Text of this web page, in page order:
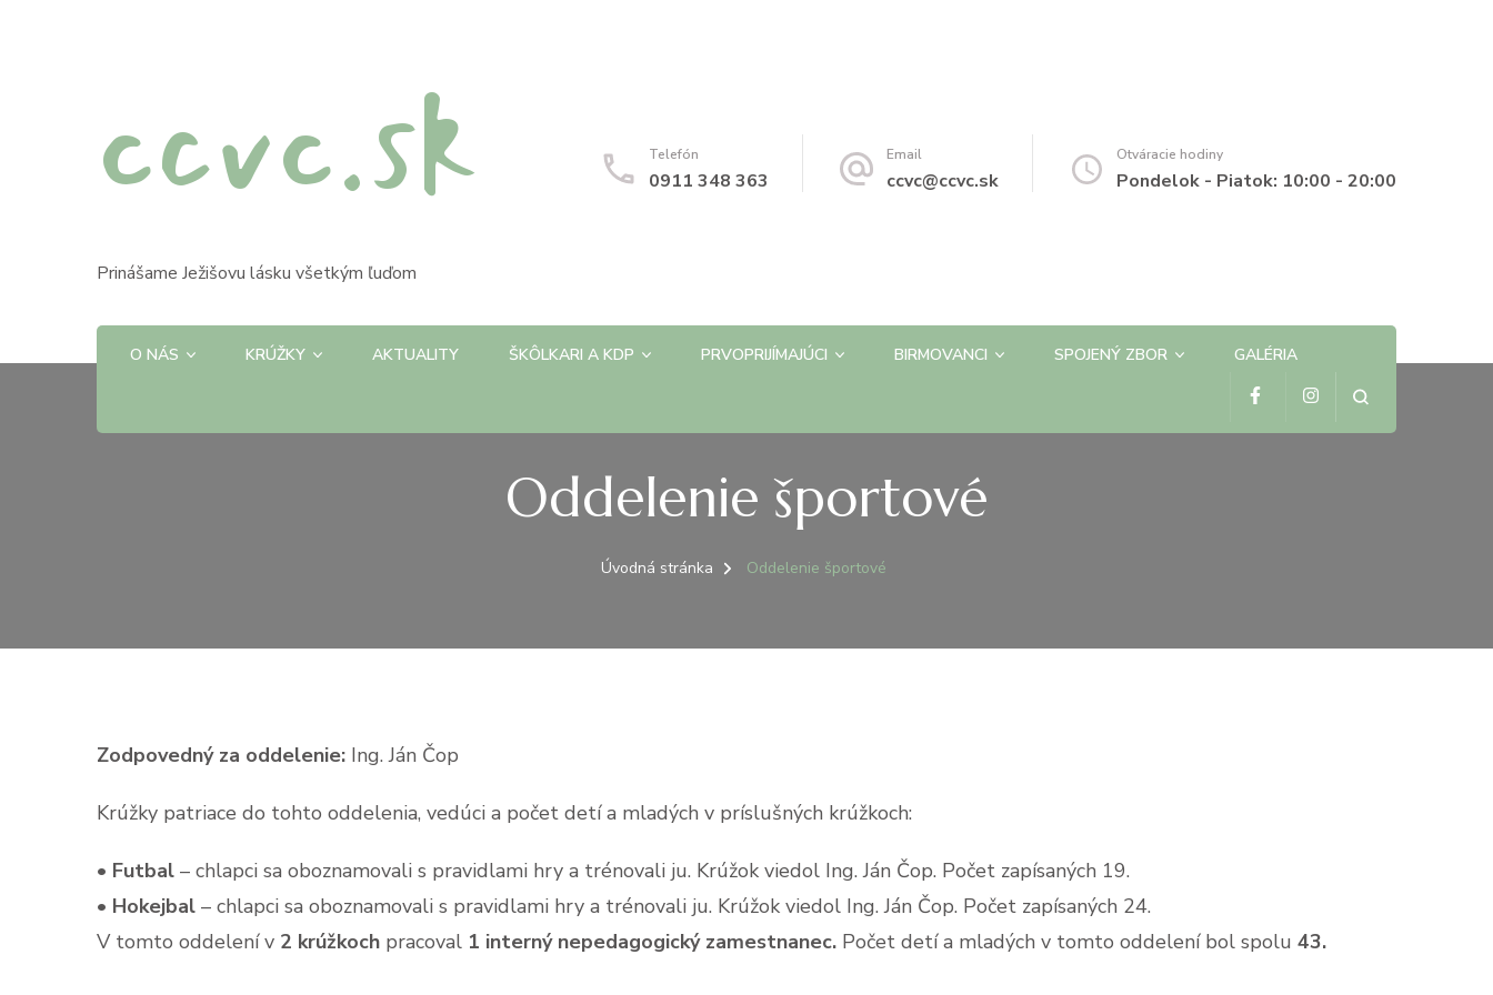
ccvc.sk
Prinášame Ježišovu lásku všetkým ľuďom
Telefón
0911 348 363
Email
ccvc@ccvc.sk
Otváracie hodiny
Pondelok - Piatok: 10:00 - 20:00
O NÁS KRÚŽKY AKTUALITY ŠKÔLKARI A KDP PRVOPRIJÍMAJÚCI BIRMOVANCI SPOJENÝ ZBOR GALÉRIA
Oddelenie športové
Úvodná stránka Oddelenie športové
Zodpovedný za oddelenie: Ing. Ján Čop
Krúžky patriace do tohto oddelenia, vedúci a počet detí a mladých v príslušných krúžkoch:
• Futbal – chlapci sa oboznamovali s pravidlami hry a trénovali ju. Krúžok viedol Ing. Ján Čop. Počet zapísaných 19.
• Hokejbal – chlapci sa oboznamovali s pravidlami hry a trénovali ju. Krúžok viedol Ing. Ján Čop. Počet zapísaných 24.
V tomto oddelení v 2 krúžkoch pracoval 1 interný nepedagogický zamestnanec. Počet detí a mladých v tomto oddelení bol spolu 43.